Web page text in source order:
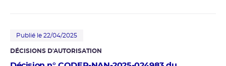
Publié le 22/04/2025
DÉCISIONS D'AUTORISATION